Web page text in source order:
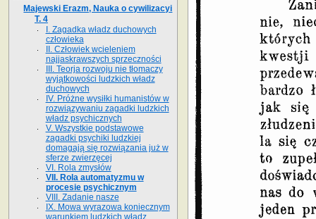
Majewski Erazm, Nauka o cywilizacyi
T. 4
I. Zagadka władz duchowych
człowieka
II. Człowiek wcieleniem
najjaskrawszych sprzeczności
III. Teorja rozwoju nie tłomaczy
wyjątkowości ludzkich władz
duchowych
IV. Próżne wysiłki humanistów w
rozwiązywaniu zagadki ludzkich
władz psychicznych
V. Wszystkie podstawowe
zagadki psychiki ludzkiej
domagają się rozwiązania już w
sferze zwierzęcej
VI. Rola zmysłów
VII. Rola automatyzmu w
procesie psychicznym
VIII. Zadanie nasze
IX. Mowa wyrazowa koniecznym
warunkiem ludzkich władz